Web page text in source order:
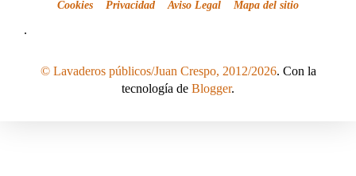
Cookies Privacidad Aviso Legal Mapa del sitio
.
© Lavaderos públicos/Juan Crespo, 2012/2026. Con la
tecnología de Blogger.